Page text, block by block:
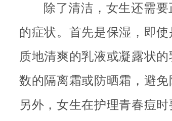
除了清洁，女生还需
的症状。首先是保湿，即
质地清爽的乳液或凝露状
数的隔离霜或防晒霜，避免
另外，女生在护理青春痘